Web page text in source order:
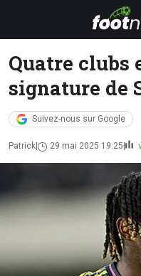
Quatre clubs
signature de
Suivez-nous sur Google
Patrick 29 mai 2025 19:25